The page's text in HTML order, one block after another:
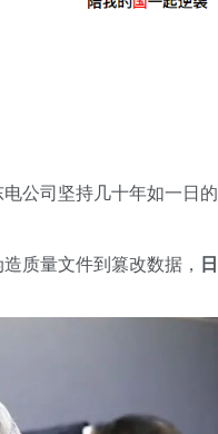
公司坚持几十年如一日的
质量文件到篡改数据， 日